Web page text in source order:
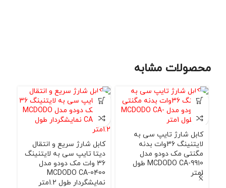
محصولات مشابه
کابل شارژ تایپ سی به
لایتنینگ 36وات بدنه
مگنتی مک دودو مدل
MCDODO CA-9910 طول
1متر
کابل شارژ سریع و انتقال
دیتا تایپ سی به لایتنینگ
36 وات مک دودو مدل
MCDODO CA-0400
نمایشگردار طول 1.2متر